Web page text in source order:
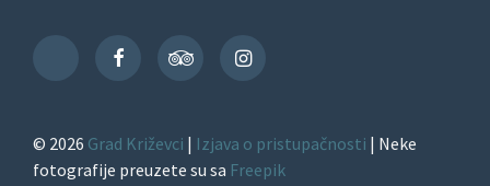
TikTok
FacebookTripAdvisorInstagram
© 2026 Grad Križevci | Izjava o pristupačnosti | Neke
fotografije preuzete su sa Freepik